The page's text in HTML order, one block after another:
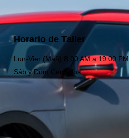
Horario de Taller
Lun-Vier (Mañ) 8:00 AM a 19:00 PM
Sáb y Dom Cerrados